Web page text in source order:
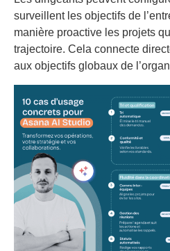
surveillent les objectifs de
manière proactive les projets
trajectoire. Cela connecte
aux objectifs globaux de